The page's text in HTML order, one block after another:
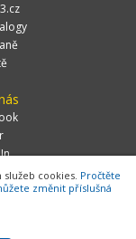
00 Praha 10, tel.:
cookies. Pročtěte
změnit příslušná